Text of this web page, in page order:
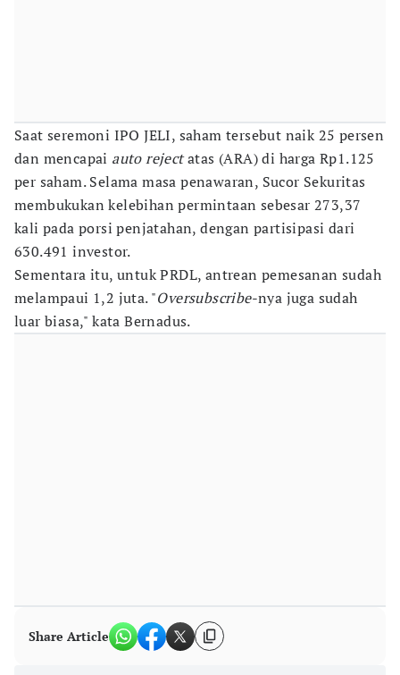
Saat seremoni IPO JELI, saham tersebut naik 25 persen
dan mencapai auto rejectatas (ARA) di harga Rp1.125
per saham. Selama masa penawaran, Sucor Sekuritas
membukukan kelebihan permintaan sebesar 273,37
kali pada porsi penjatahan, dengan partisipasi dari
630.491 investor.
Sementara itu, untuk PRDL, antrean pemesanan sudah
melampaui 1,2 juta. "Oversubscribe-nya juga sudah
luar biasa," kata Bernadus.
Share Article